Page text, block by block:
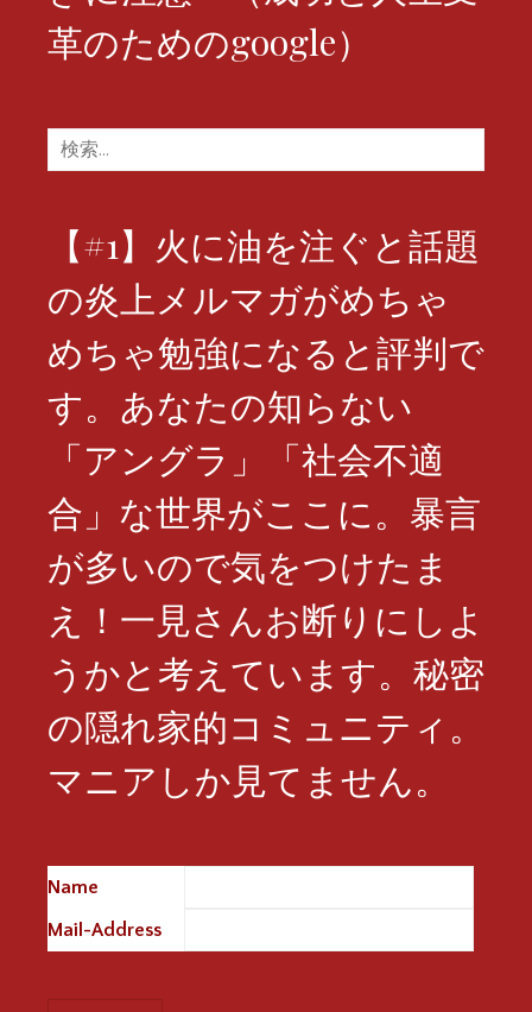
革のためのgoogle）
検
索:
【#1】火に油を注ぐと話題
の炎上メルマガがめちゃ
めちゃ勉強になると評判で
す。あなたの知らない
「アングラ」「社会不適
合」な世界がここに。暴言
が多いので気をつけたま
え！一見さんお断りにしよ
うかと考えています。秘密
の隠れ家的コミュニティ。
マニアしか見てません。
Name
Mail-Address